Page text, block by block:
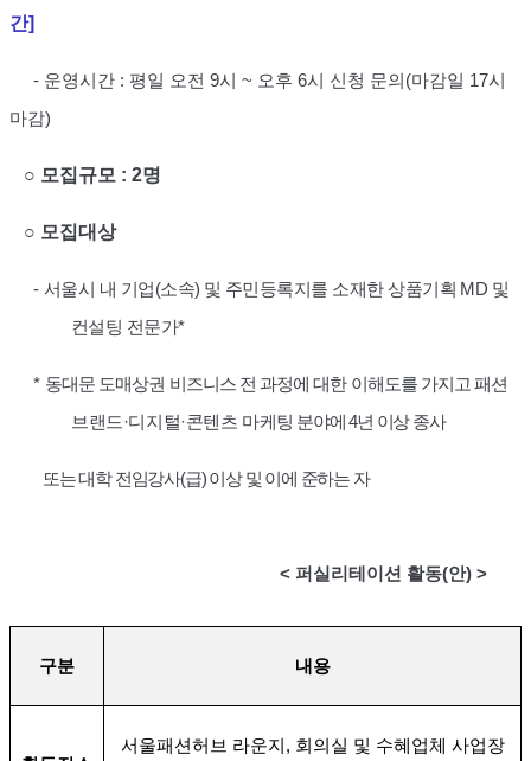
간]
- 운영시간 : 평일 오전 9시 ~ 오후 6시 신청 문의 (마감일 17시
마감)
○ 모집규모 : 2명
○ 모집대상
- 서울시 내 기업(소속) 및 주민등록지를 소재한 상품기획 MD 및
컨설팅 전문가*
* 동대문 도매상권 비즈니스 전 과정에 대한 이해도를 가지고 패션
브랜드·디지털·콘텐츠 마케팅 분야에4년 이상 종사
또는 대학 전임강사(급)이상 및 이에 준하는 자
< 퍼실리테이션 활동(안) >
구분 내용
서울패션허브 라운지 , 회의실 및 수혜업체 사업장